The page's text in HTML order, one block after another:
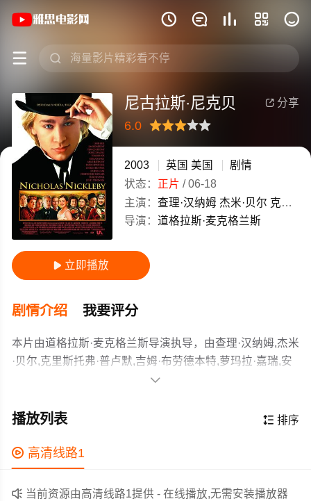
    
 
《尼古拉斯·尼克贝》(2003)英国 / 美国
 分享
尼古拉斯·尼克贝
6.0
很差较差
还行推荐力荐
2003 英国 美国
剧情
状态： 正片 /06-18
主演： 查理·汉纳姆 杰米·贝尔 克里斯托弗·普卢默
导演： 道格拉斯·麦克格兰斯
 立即播放
剧情介绍 我要评分
本片由道格拉斯·麦克格兰斯导演执导，由查理·汉纳姆,杰米
·贝尔,克里斯托弗·普卢默,吉姆·布劳德本特,萝玛拉·嘉瑞,安
妮·海瑟薇等主演，故事情节跌岩起伏、扣人心弦，领广大
作为一部 上映的剧情电影，在当期同类题材影片中具有一
剧情紧凑，角色塑造鲜明，适合喜欢剧情类电影的观众观
看。

 排序
播放列表
 高清线路1
 当前资源由高清线路1提供 - 在线播放,无需安装播放器